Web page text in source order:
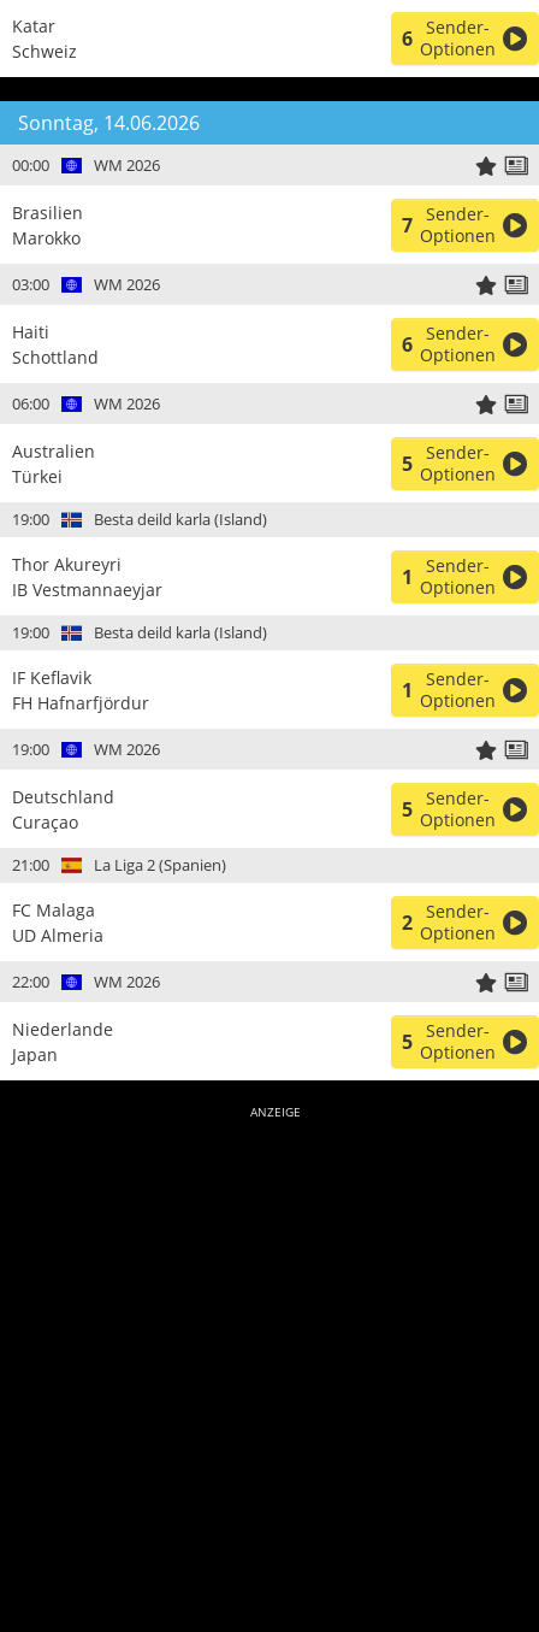
Katar
Schweiz
6 Sender-
Optionen
Sonntag, 14.06.2026
00:00 WM 2026
Brasilien
Marokko
7 Sender-
Optionen
03:00 WM 2026
Haiti
Schottland
6 Sender-
Optionen
06:00 WM 2026
Australien
Türkei
5 Sender-
Optionen
19:00 Besta deild karla (Island)
Thor Akureyri
IB Vestmannaeyjar
1
Sender-
Optionen
19:00 Besta deild karla (Island)
IF Keflavik
FH Hafnarfjördur
1
Sender-
Optionen
19:00 WM 2026
Deutschland
Curaçao
5 Sender-
Optionen
21:00 La Liga 2 (Spanien)
FC Malaga
UD Almeria
2 Sender-
Optionen
22:00 WM 2026
Niederlande
Japan
5 Sender-
Optionen
ANZEIGE